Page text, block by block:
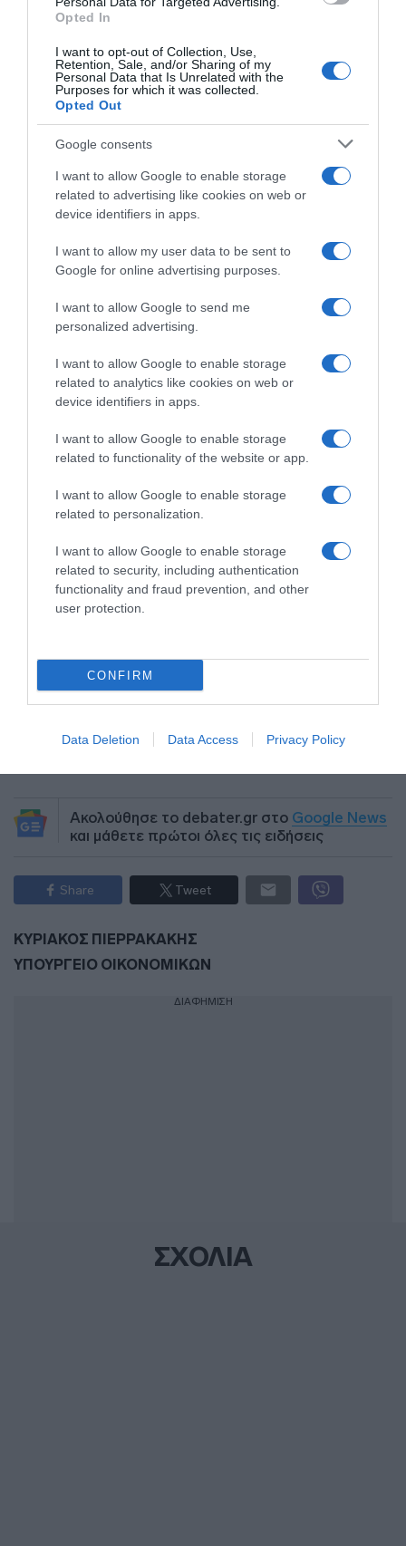
Opted In
I want to opt-out of Collection, Use,
Retention, Sale, and/or Sharing of my
Personal Data that Is Unrelated with the
Purposes for which it was collected.
Opted Out
Google consents
I want to allow Google to enable storage
related to advertising like cookies on web or
device identifiers in apps.
I want to allow my user data to be sent to
Google for online advertising purposes.
I want to allow Google to send me
personalized advertising.
I want to allow Google to enable storage
related to analytics like cookies on web or
device identifiers in apps.
I want to allow Google to enable storage
related to functionality of the website or app.
I want to allow Google to enable storage
related to personalization.
I want to allow Google to enable storage
related to security, including authentication
functionality and fraud prevention, and other
user protection.
CONFIRM
Data Deletion Data Access Privacy Policy
Δημοσκόπηση Interview: Προβάδισμα
14,1% της ΝΔ έναντι του δεύτερου ΠΑΣΟΚ
– Τέταρτη η Πλεύση Ελευθερίας
ΔΙΑΦΗΜΙΣΗ
Το αδιαχώρητο στα λεωφορεία της
σπρωξίματα και ένταση (βίντεο)
πηγή στην Google
Ακολούθησε το debater.gr στο Google News
και μάθετε πρώτοι όλες τις ειδήσεις
Share Tweet
ΚΥΡΙΑΚΟΣ ΠΙΕΡΡΑΚΑΚΗΣ
ΥΠΟΥΡΓΕΙΟ ΟΙΚΟΝΟΜΙΚΩΝ
ΔΙΑΦΗΜΙΣΗ
ΣΧΟΛΙΑ